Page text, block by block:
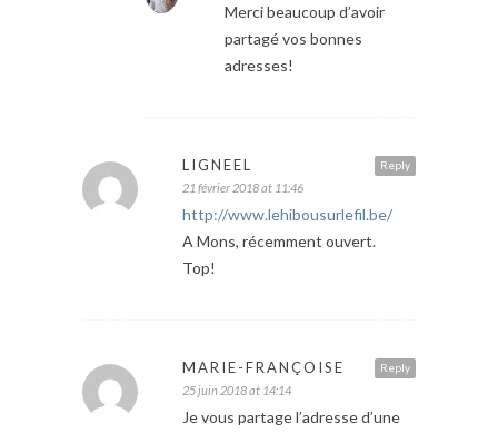
Merci beaucoup d’avoir
partagé vos bonnes
adresses!
Reply
LIGNEEL
21 février 2018 at 11:46
http://www.lehibousurlefil.be/
A Mons, récemment ouvert.
Top!
Reply
MARIE-FRANÇOISE
25 juin 2018 at 14:14
Je vous partage l’adresse d’une